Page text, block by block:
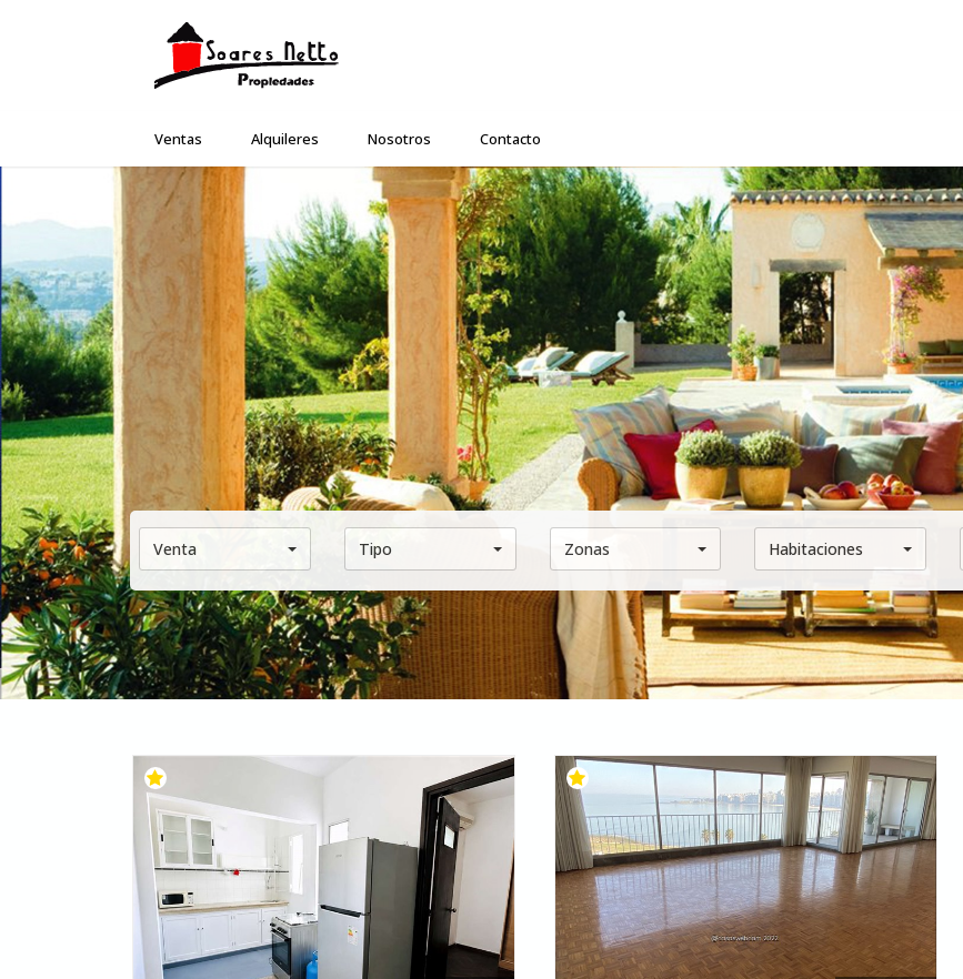
Ventas Alquileres Nosotros Contacto
Venta Tipo Zonas Habitaciones